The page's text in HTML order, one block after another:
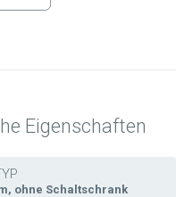
Eigenschaften
ohne Schaltschrank